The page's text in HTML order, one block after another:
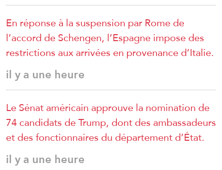
En réponse à la suspension par Rome de
l’accord de Schengen, l’Espagne impose des
restrictions aux arrivées en provenance d’Italie.
il y a une heure
Le Sénat américain approuve la nomination de
74 candidats de Trump, dont des ambassadeurs
et des fonctionnaires du département d’État.
il y a une heure